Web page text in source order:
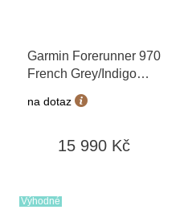
Garmin Forerunner 970
French Grey/Indigo
010-02969-12
možnost výměny do 90
na dotaz
15 990 Kč
Výhodné